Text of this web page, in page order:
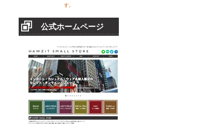
す。
公式ホームページ